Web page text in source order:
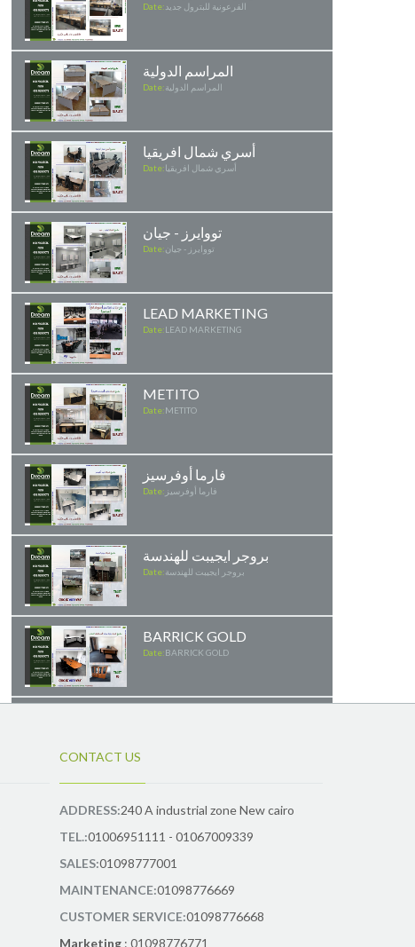
Date: الفرعونية للبترول جديد
المراسم الدولية
Date:المراسم الدولية
أسري شمال افريقيا
Date:أسري شمال افريقيا
تووايرز - جيان
Date:تووايرز - جيان
LEAD MARKETING
Date:LEAD MARKETING
METITO
Date:METITO
فارما أوفرسيز
Date: فارما أوفرسيز
بروجر ايجيبت للهندسة
Date:بروجر ايجيبت للهندسة
BARRICK GOLD
Date:BARRICK GOLD
Date:مشروع بي فيت بالم هيلز
Date:TCI
CONTACT US
ADDRESS:240 A industrial zone New cairo
TEL.:01006951111 - 01067009339
SALES:01098777001
MAINTENANCE:01098776669
CUSTOMER SERVICE:01098776668
Marketing : 01098776771